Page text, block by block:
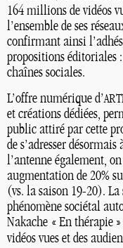
164 millions de vidéos
l’ensemble de ses
confirmant ainsi
propositions éditoriales
chaînes sociales.
L’offre numérique d’
et créations dédiées,
public attiré par cette
de s’adresser
l’antenne également,
augmentation de 20%
(vs. la saison 19-20).
phénomène sociétal
Nakache «En thérapie
vidéos vues et des